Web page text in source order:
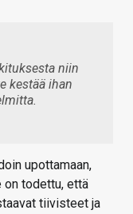
niin
kestää ihan
upottamaan,
on todettu, että
tiivisteet ja